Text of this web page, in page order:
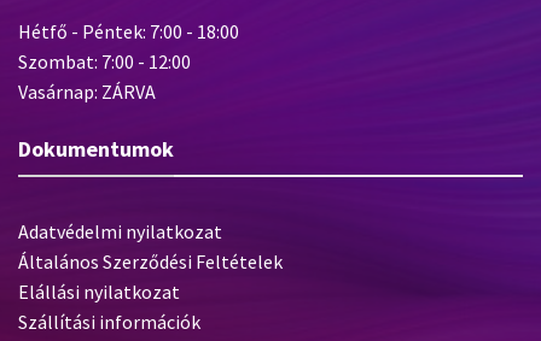
Hétfő - Péntek: 7:00 - 18:00
Szombat: 7:00 - 12:00
Vasárnap: ZÁRVA
Dokumentumok
Adatvédelmi nyilatkozat
Általános Szerződési Feltételek
Elállási nyilatkozat
Szállítási információk